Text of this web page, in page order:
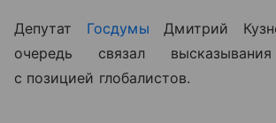
Депутат Госдумы Дмитрий
очередь связал
с позицией глобалистов.